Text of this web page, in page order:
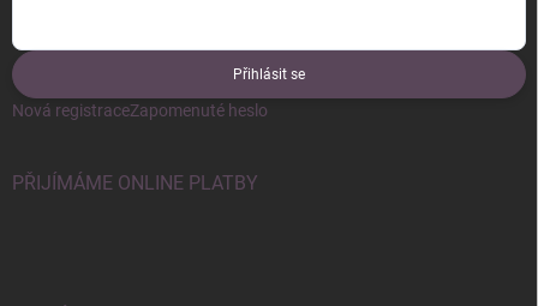
Přihlásit se
Nová registraceZapomenuté heslo
PŘIJÍMÁME ONLINE PLATBY